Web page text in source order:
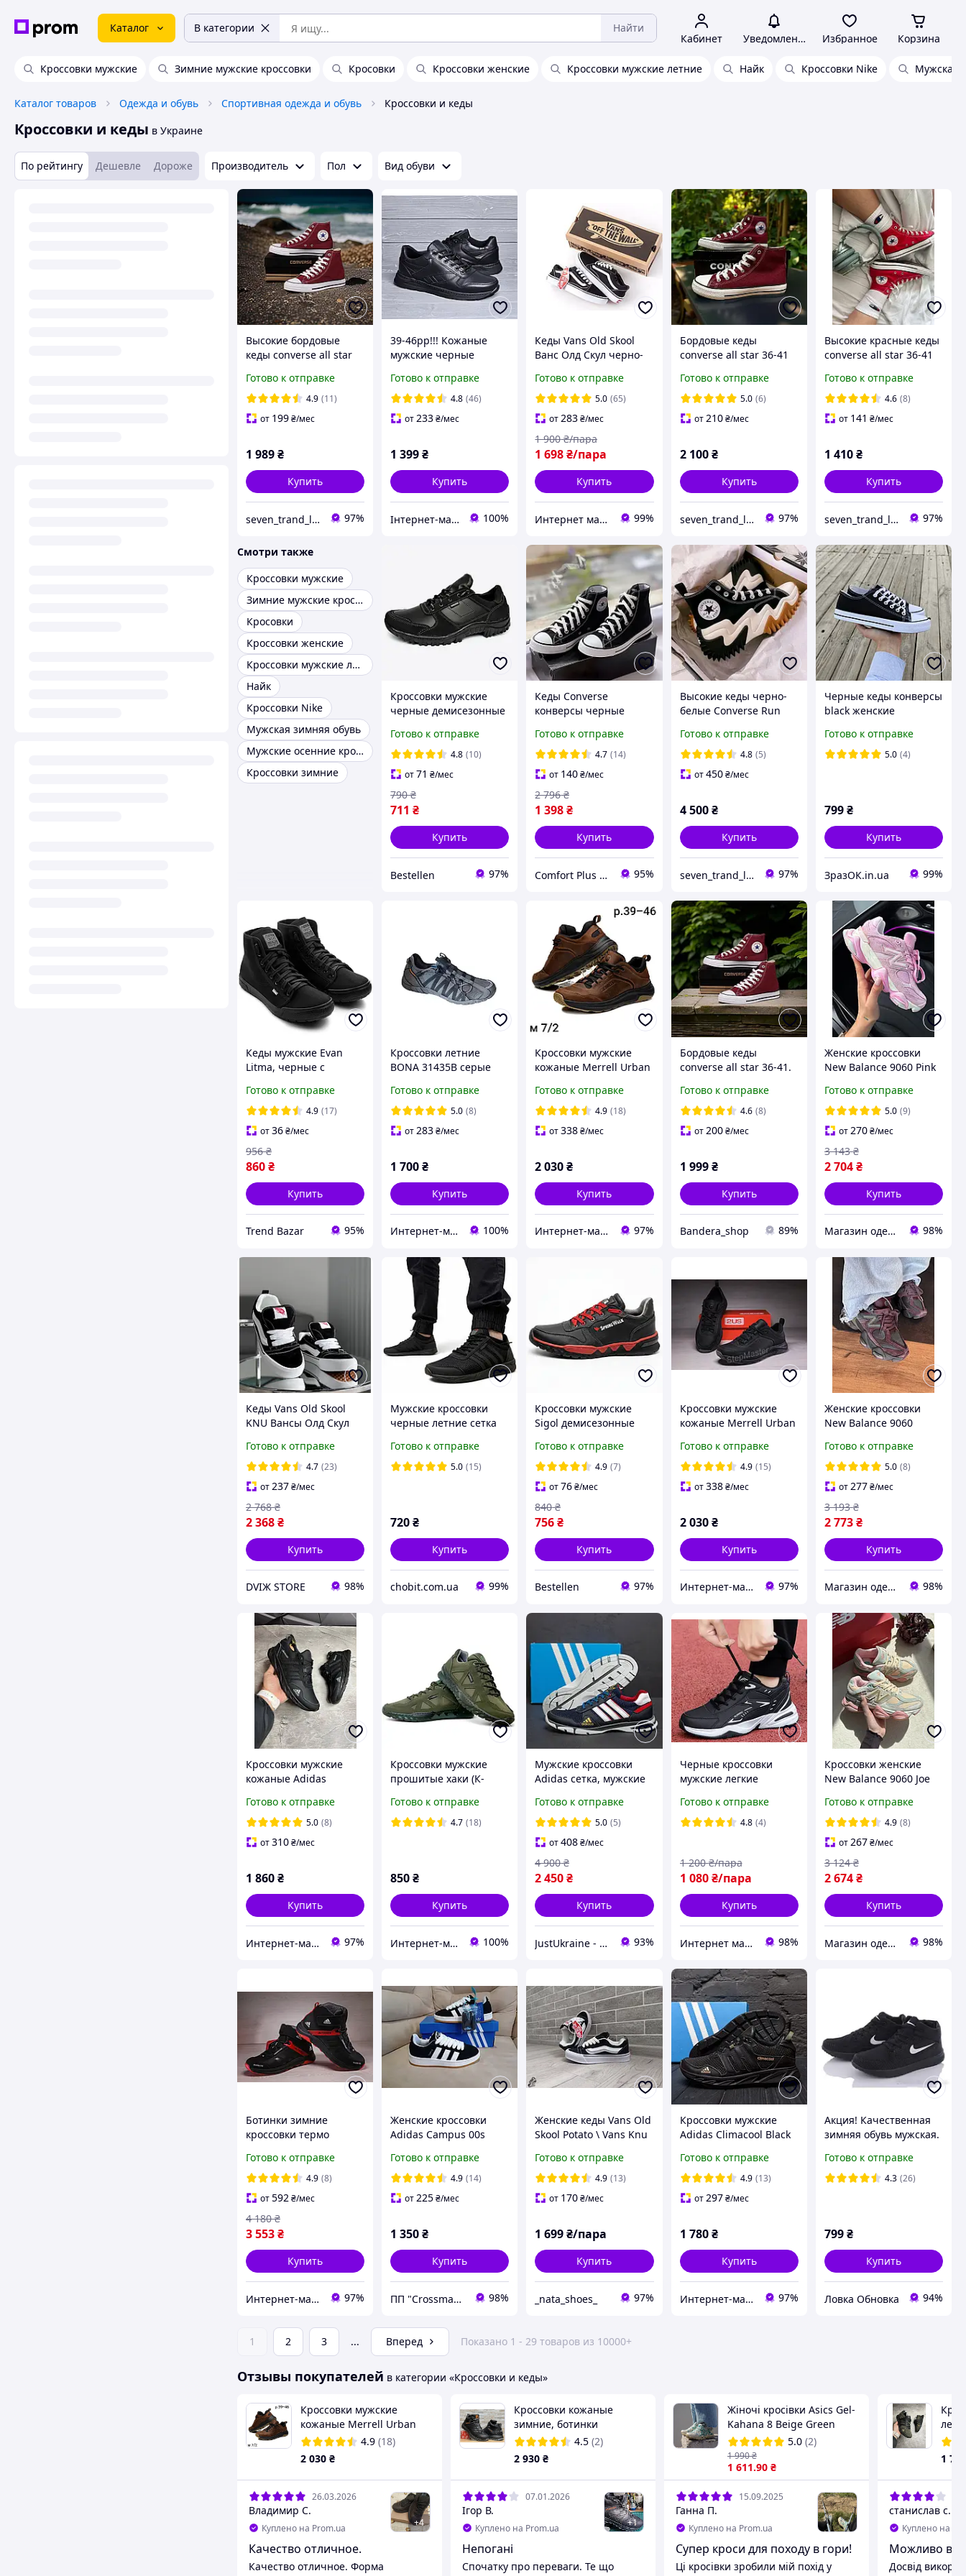
Каталог В категории Найти
Кабинет Уведомления Избранное Корзина
Кроссовки мужские Зимние мужские кроссовки Кросовки Кроссовки женские Кроссовки мужские летние Найк Кроссовки Nike Мужская
Каталог товаров Одежда и обувь Спортивная одежда и обувь Кроссовки и кеды
Кроссовки и кеды в Украине
По рейтингу Дешевле Дороже Производитель Пол Вид обуви
Высокие бордовые
кеды converse all star
Готово к отправке
4.9 (11)
от 199₴/мес
1 989₴
Купить
seven_trand_look 97%
39-46рр!!! Кожаные
мужские черные
кроссовки!!!
Готово к отправке
4.8 (46)
от233₴/мес
1 399₴
Купить
Інтернет-магазин взуття "Мінімалочка" 100%
Кеды Vans Old Skool
Ванс Олд Скул черно-
женские подростковые
Готово к отправке
5.0 (65)
от283₴/мес
1 698₴/пара
1 900 ₴/пара
Купить
Интернет магазин одежды и обуви " Rare " 99%
Бордовые кеды
converse all star 36-41
Высокие кеды
бордовые
Готово к отправке
5.0 (6)
от210 ₴/мес
2 100 ₴
Купить
seven_trand_look 97%
Высокие красные кеды
converse all star 36-41
Готово к отправке
4.6 (8)
от 141 ₴/мес
1 410₴
Купить
seven_trand_look 97%
Смотри также
Кроссовки мужские
Зимние мужские кроссовки
Кросовки
Кроссовки женские
Кроссовки мужские летние
Найк
Кроссовки Nike
Мужская зимняя обувь
Мужские осенние кроссовки
Кроссовки зимние
Кроссовки мужские
черные демисезонные
Готово к отправке
4.8 (10)
от71 ₴/мес
711 ₴
790 ₴
Купить
Bestellen 97%
Кеды Converse
конверсы черные
Converse мужские и
женские черно белые
36-41 размер
Готово к отправке
4.7 (14)
от 140₴/мес
1 398₴
2 796 ₴
Купить
Comfort Plus - Интенет-магазин Термобелья 95%
Высокие кеды черно-
белые Converse Run
унисекс 36-41
Готово к отправке
4.8 (5)
от450 ₴/мес
4 500 ₴
Купить
seven_trand_look 97%
Черные кеды конверсы
black женские
тканевые летние
текстиль
Готово к отправке
5.0 (4)
799₴
Купить
ЗразОК.in.ua 99%
Кеды мужские Evan
Litma, черные с
Готово к отправке
4.9 (17)
от36₴/мес
860₴
956 ₴
Купить
Trend Bazar 95%
Кроссовки летние
BONA 31435B серые
Готово к отправке
5.0 (8)
от283₴/мес
1 700₴
Купить
Интернет-магазин "Престиж" 100%
Кроссовки мужские
кожаные Merrell Urban
Готово к отправке
4.9 (18)
от338₴/мес
2 030₴
Купить
Интернет-магазин «Step Master» 97%
Бордовые кеды
converse all star 36-41.
-100 грн
Готово к отправке
4.6 (8)
от 200 ₴/мес
1 999 ₴
Купить
Bandera_shop 89%
Женские кроссовки
New Balance 9060 Pink
9060 розовые замша с
потертостями для
девушек
Готово к отправке
5.0 (9)
от 270₴/мес
2 704₴
3 143 ₴
Купить
Магазин одежды обуви и топовых товаров 98%
Кеды Vans Old Skool
KNU Вансы Олд Скул
черно-белые замша
демисезон дутые
Готово к отправке
4.7 (23)
от237₴/мес
2 368₴
2 768 ₴
Купить
DVIЖ STORE 98%
Мужские кроссовки
черные летние сетка
Готово к отправке
5.0 (15)
720₴
Купить
chobit.com.ua 99%
Кроссовки мужские
Sigol демиcезонные
Готово к отправке
4.9 (7)
от76₴/мес
756₴
840 ₴
Купить
Bestellen 97%
Кроссовки мужские
кожаные Merrell Urban
Готово к отправке
4.9 (15)
от338 ₴/мес
2 030 ₴
Купить
Интернет-магазин «Step Master» 97%
Женские кроссовки
New Balance 9060
Беланс 9060 трюфель
замша сетка унисекс
Готово к отправке
5.0 (8)
от277₴/мес
2 773₴
3 193 ₴
Купить
Магазин одежды обуви и топовых товаров 98%
Кроссовки мужские
кожаные Adidas
Готово к отправке
5.0 (8)
от310₴/мес
1 860₴
Купить
Интернет-магазин «Step Master» 97%
Кроссовки мужские
прошитые хаки (К-
Готово к отправке
4.7 (18)
850₴
Купить
Интернет-магазин "На складе" 100%
Мужские кроссовки
Adidas сетка, мужские
кроссовки, мужские
повседневные
кроссовки Адидас
Готово к отправке
5.0 (5)
от408₴/мес
2 450₴
4 900 ₴
Купить
JustUkraine - интернет магазин мужской и женской обуви 93%
Черные кроссовки
мужские легкие
мужские кроссовки
осень
Готово к отправке
4.8 (4)
1 080 ₴/пара
1 200 ₴/пара
Купить
Интернет магазин Семицвет 98%
Кроссовки женские
New Balance 9060 Joe
Voices Baby Shower
Blue Нью Баланс 9060
Джо Войс женские
замша
Готово к отправке
4.9 (8)
от267₴/мес
2 674₴
3 124 ₴
Купить
Магазин одежды обуви и топовых товаров 98%
Ботинки зимние
кроссовки термо
Gore-Tex
Готово к отправке
4.9 (8)
от592₴/мес
3 553₴
4 180 ₴
Купить
Интернет-магазин «Step Master» 97%
Женские кроссовки
Adidas Campus 00s
Готово к отправке
4.9 (14)
от225₴/мес
1 350₴
Купить
ПП "Crossmaster" 98%
Женские кеды Vans Old
Skool Potato \ Vans Knu
40
Готово к отправке
4.9 (13)
от 170₴/мес
1 699₴/пара
Купить
_nata_shoes_ 97%
Кроссовки мужские
Adidas Climaсool Black
Готово к отправке
4.9 (13)
от297 ₴/мес
1 780 ₴
Купить
Интернет-магазин «Step Master» 97%
Акция! Качественная
зимняя обувь мужская.
ботинки, кроссовки,
Готово к отправке
4.3 (26)
799₴
Купить
Ловка Обновка 94%
1 2 3 ... Вперед Показано 1 - 29 товаров из 10000+
Отзывы покупателей в категории «Кроссовки и кеды»
Кроссовки мужские
кожаные Merrell Urban
Nubuck Brown
4.9 (18)
2 030 ₴
26.03.2026
Владимир С.
Куплено на Prom.ua +4
Качество отличное.
Качество отличное. Форма
Кроссовки кожаные
зимние, ботинки
спортивные Salomon
Dragon Skin Winter Black
4.5 (2)
2 930 ₴
07.01.2026
Ігор В.
Куплено на Prom.ua +1
Непогані
Спочатку про переваги. Те що
Жіночі кросівки Asics Gel-
Kahana 8 Beige Green
асикс гель кахана
5.0 (2)
1 611.90 ₴
1 990₴
15.09.2025
Ганна П.
Куплено на Prom.ua
Супер кроси для походу в гори!
Ці кросівки зробили мій похід у
1 780
станислав с.
Куплено на
Можливо
Досвід